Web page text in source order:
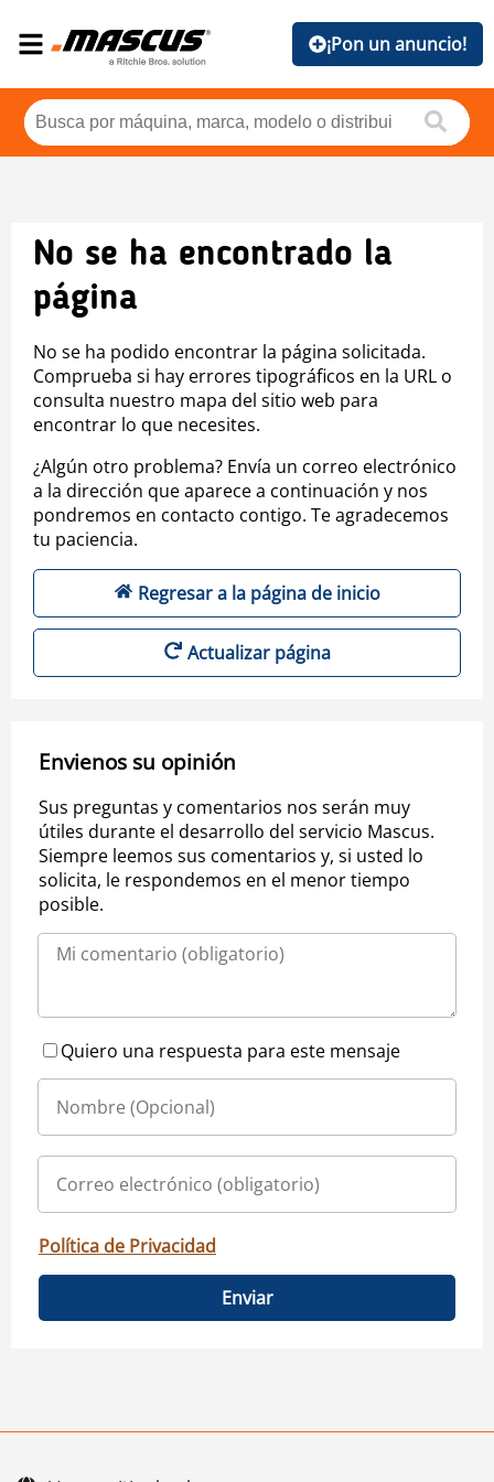
¡Pon un anuncio!
No se ha encontrado la
página
No se ha podido encontrar la página solicitada.
Comprueba si hay errores tipográficos en la URL o
consulta nuestro mapa del sitio web para
encontrar lo que necesites.
¿Algún otro problema? Envía un correo electrónico
a la dirección que aparece a continuación y nos
pondremos en contacto contigo. Te agradecemos
tu paciencia.
Regresar a la página de inicio
Actualizar página
Envienos su opinión
Sus preguntas y comentarios nos serán muy
útiles durante el desarrollo del servicio Mascus.
Siempre leemos sus comentarios y, si usted lo
solicita, le respondemos en el menor tiempo
posible.
Quiero una respuesta para este mensaje
Política de Privacidad
Enviar